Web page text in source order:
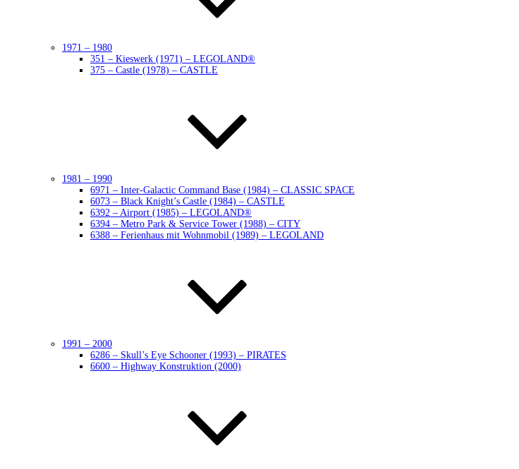
1971 – 1980
351 – Kieswerk (1971) – LEGOLAND®
375 – Castle (1978) – CASTLE
1981 – 1990
6971 – Inter-Galactic Command Base (1984) – CLASSIC SPACE
6073 – Black Knight’s Castle (1984) – CASTLE
6392 – Airport (1985) – LEGOLAND®
6394 – Metro Park & Service Tower (1988) – CITY
6388 – Ferienhaus mit Wohnmobil (1989) – LEGOLAND
1991 – 2000
6286 – Skull’s Eye Schooner (1993) – PIRATES
6600 – Highway Konstruktion (2000)